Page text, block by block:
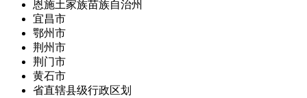
恩施土家族苗族自治州
宜昌市
鄂州市
荆州市
荆门市
黄石市
省直辖县级行政区划